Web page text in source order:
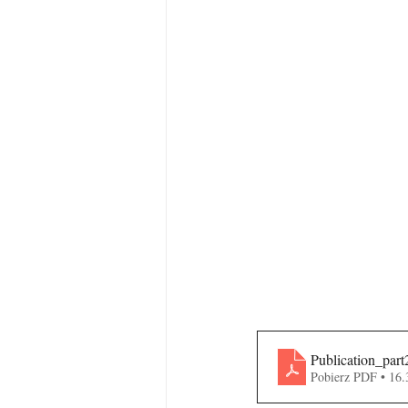
Pobierz PDF •